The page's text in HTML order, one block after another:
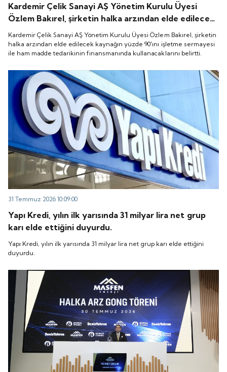
Kardemir Çelik Sanayi AŞ Yönetim Kurulu Üyesi
Özlem Bakırel, şirketin halka arzından elde edilecek
kaynağın yüzde 90'ını işletme sermayesi ile ham
madde tedarikinin finansmanında kullanacaklarını
belirtti.
Kardemir Çelik Sanayi AŞ Yönetim Kurulu Üyesi Özlem Bakırel, şirketin
halka arzından elde edilecek kaynağın yüzde 90'ını işletme sermayesi
ile ham madde tedarikinin finansmanında kullanacaklarını belirtti.
31 Temmuz 2026 10:09:00
Yapı Kredi, yılın ilk yarısında 31 milyar lira net grup
karı elde ettiğini duyurdu.
Yapı Kredi, yılın ilk yarısında 31 milyar lira net grup karı elde ettiğini
duyurdu.